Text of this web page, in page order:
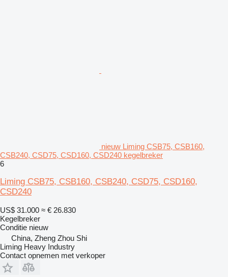
nieuw Liming CSB75, CSB160,
CSB240, CSD75, CSD160, CSD240 kegelbreker
6
Liming CSB75, CSB160, CSB240, CSD75, CSD160,
CSD240
US$ 31.000 ≈ € 26.830
Kegelbreker
Conditie nieuw
China, Zheng Zhou Shi
Liming Heavy Industry
Contact opnemen met verkoper